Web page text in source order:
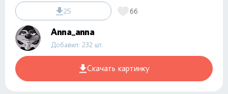
25 66
Anna_anna
Добавил: 232 шт.
Скачать картинку